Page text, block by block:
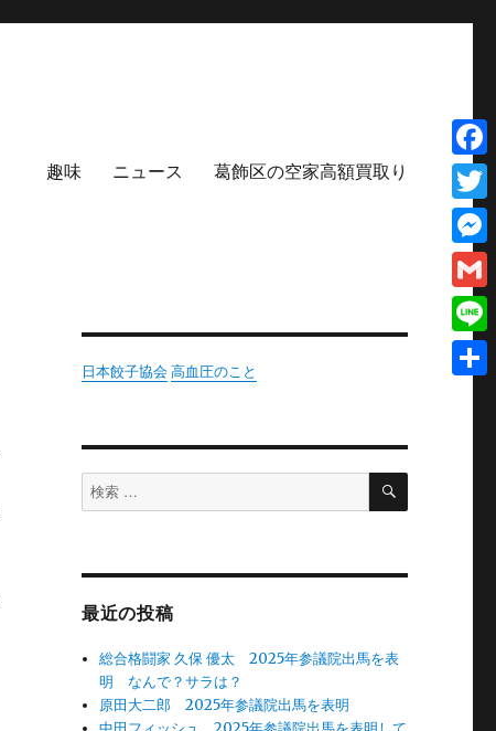
趣味 ニュース 葛飾区の空家高額買取り
日本餃子協会高血圧のこと
検
索
検
最近の投稿
総合格闘家 久保 優太 2025年参議院出馬を表
明 なんで？サラは？
原田大二郎 2025年参議院出馬を表明
Line